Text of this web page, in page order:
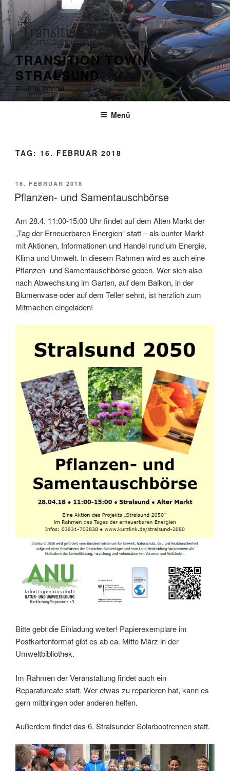
Zum
Inhalt
springen
TRANSITION TOWN
STRALSUND
Stadt im Wandel
Menü
TAG: 16. FEBRUAR 2018
VERÖFFENTLICHT
AM
16. FEBRUAR 2018
Pflanzen- und Samentauschbörse
Am 28.4. 11:00-15:00 Uhr findet auf dem Alten Markt der
„Tag der Erneuerbaren Energien“ statt – als bunter Markt
mit Aktionen, Informationen und Handel rund um Energie,
Klima und Umwelt. In diesem Rahmen wird es auch eine
Pflanzen- und Samentauschbörse geben. Wer sich also
nach Abwechslung im Garten, auf dem Balkon, in der
Blumenvase oder auf dem Teller sehnt, ist herzlich zum
Mitmachen eingeladen!
Bitte gebt die Einladung weiter! Papierexemplare im
Postkartenformat gibt es ab ca. Mitte März in der
Umweltbibliothek.
Im Rahmen der Veranstaltung findet auch ein
Reparaturcafe statt. Wer etwas zu reparieren hat, kann es
gern mitbringen oder anderen helfen.
Außerdem findet das 6. Stralsunder Solarbootrennen statt.